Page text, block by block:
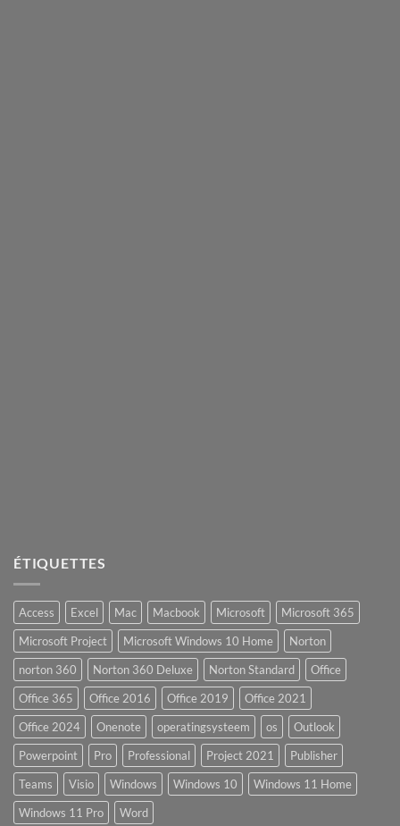
ÉTIQUETTES
Access Excel Mac Macbook Microsoft
Microsoft 365
Microsoft Project
Microsoft Windows 10 Home
Norton
norton 360
Norton 360 Deluxe Norton Standard
Office
Office 365
Office 2016 Office 2019
Office 2021
Office 2024
Onenote operatingsysteem os
Outlook
Powerpoint
Pro Professional Project 2021
Publisher
Teams
Visio Windows Windows 10
Windows 11 Home
Windows 11 Pro
Word